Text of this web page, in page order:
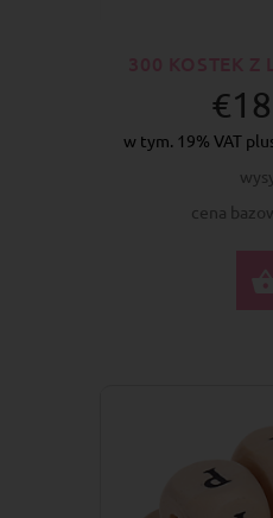
w tym. 19% VAT
cena